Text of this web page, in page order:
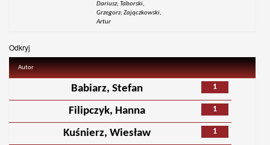
Dariusz; Taborski,
Grzegorz; Zajączkowski,
Artur
Odkryj
Autor
1
Babiarz, Stefan
1
Filipczyk, Hanna
1
Kuśnierz, Wiesław